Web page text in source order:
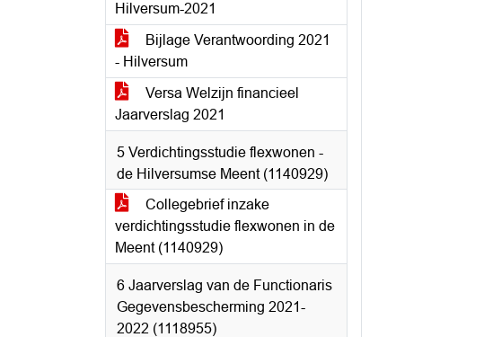
Hilversum-2021
Bijlage Verantwoording 2021
- Hilversum
Versa Welzijn financieel
Jaarverslag 2021
5 Verdichtingsstudie flexwonen -
de Hilversumse Meent (1140929)
Collegebrief inzake
verdichtingsstudie flexwonen in de
Meent (1140929)
6 Jaarverslag van de Functionaris
Gegevensbescherming 2021-
2022 (1118955)